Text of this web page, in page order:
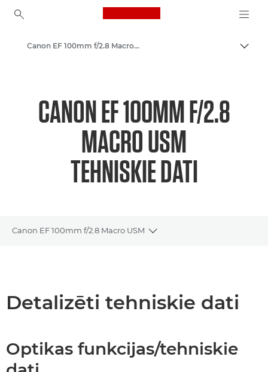
Canon Logo, back to
Canon EF 100mm f/2.8 Macro USM - Lenses - Camera & Photo lenses
CANON EF 100MM F/2.8
MACRO USM
TEHNISKIE DATI
Canon EF 100mm f/2.8 Macro USM
Toggle breadcrumbs
Detalizēti tehniskie dati
Optikas funkcijas/tehniskie